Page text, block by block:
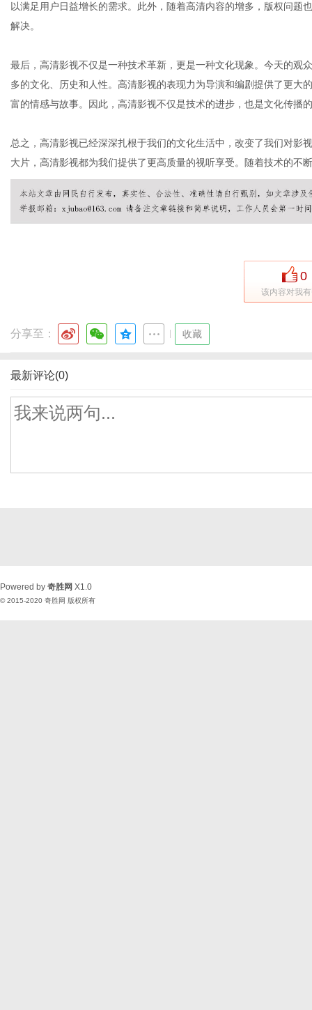
以满足用户日益增长的需求。此外，随着高清内容的增多，版权问题
解决。
最后，高清影视不仅是一种技术革新，更是一种文化现象。今天的观
多的文化、历史和人性。高清影视的表现力为导演和编剧提供了更大
富的情感与故事。因此，高清影视不仅是技术的进步，也是文化传播
总之，高清影视已经深深扎根于我们的文化生活中，改变了我们对影
大片，高清影视都为我们提供了更高质量的视听享受。随着技术的不
0
该内容对我
分享至： 收藏
最新评论(0)
Powered by 奇胜网 X1.0
© 2015-2020 奇胜网 版权所有